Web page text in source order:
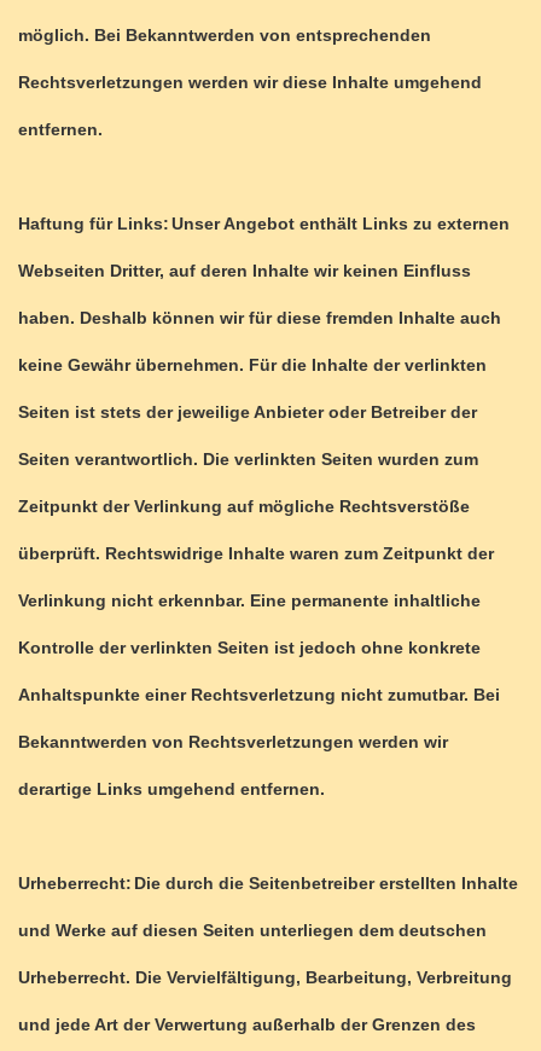
möglich. Bei Bekanntwerden von entsprechenden
Rechtsverletzungen werden wir diese Inhalte umgehend
entfernen.
Haftung für Links:Unser Angebot enthält Links zu externen
Webseiten Dritter, auf deren Inhalte wir keinen Einfluss
haben. Deshalb können wir für diese fremden Inhalte auch
keine Gewähr übernehmen. Für die Inhalte der verlinkten
Seiten ist stets der jeweilige Anbieter oder Betreiber der
Seiten verantwortlich. Die verlinkten Seiten wurden zum
Zeitpunkt der Verlinkung auf mögliche Rechtsverstöße
überprüft. Rechtswidrige Inhalte waren zum Zeitpunkt der
Verlinkung nicht erkennbar. Eine permanente inhaltliche
Kontrolle der verlinkten Seiten ist jedoch ohne konkrete
Anhaltspunkte einer Rechtsverletzung nicht zumutbar. Bei
Bekanntwerden von Rechtsverletzungen werden wir
derartige Links umgehend entfernen.
Urheberrecht: Die durch die Seitenbetreiber erstellten Inhalte
und Werke auf diesen Seiten unterliegen dem deutschen
Urheberrecht. Die Vervielfältigung, Bearbeitung, Verbreitung
und jede Art der Verwertung außerhalb der Grenzen des